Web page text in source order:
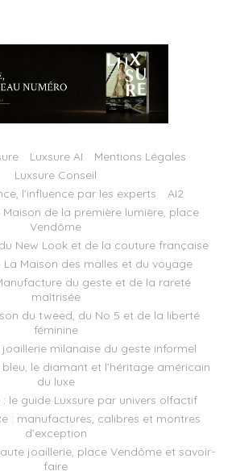
Luxsure AI
Mentions Légales
Luxsure Conseil
l’influence par les experts
AI2
de la première lumière, place
Vendôme
New Look et de la couture française
Maison des malles et du voyage
du geste et de la rareté
maîtrisée
du tweed, du No 5 et de la liberté
féminine
milanaise du geste informel
le diamant et l’héritage américain
du luxe
le guide Luxsure par univers olfactif
: manufactures, calibres et montres
d’exception
joaillerie, place Vendôme et savoir-
faire